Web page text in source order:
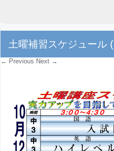
Skip to content
土曜補習スケジュール
(36)_000001
← Previous Next →